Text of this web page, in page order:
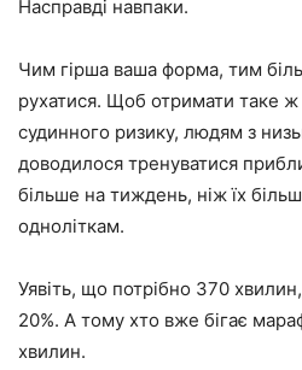
Насправді навпаки.
Чим гірша ваша форма, тим
рухатися. Щоб отримати таке
судинного ризику, людям з
доводилося тренуватися
більше на тиждень, ніж їх
одноліткам.
Уявіть, що потрібно 370
20%. А тому хто вже бігає
хвилин.